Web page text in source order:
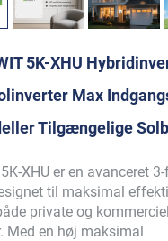
5K-XHU
Max
Tilgængelige
XHU er en avanceret
til maksimal
private og
Med en høj maksimal